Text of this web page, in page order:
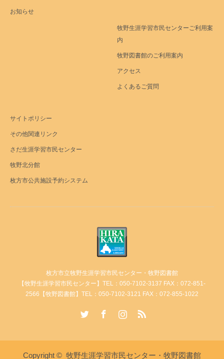
お知らせ
牧野生涯学習市民センターご利用案
内
牧野図書館のご利用案内
アクセス
よくあるご質問
サイトポリシー
その他関連リンク
さだ生涯学習市民センター
牧野北分館
枚方市公共施設予約システム
枚方市立牧野生涯学習市民センター・牧野図書館
【牧野生涯学習市民センター】TEL：050-7102-3137 FAX：072-851-
2566【牧野図書館】TEL：050-7102-3121 FAX：072-855-1022
Copyright © 牧野生涯学習市民センター・牧野図書館